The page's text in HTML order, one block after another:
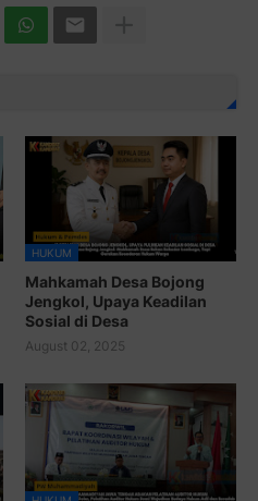
Mahkamah Desa Bojong
Jengkol, Upaya Keadilan
Sosial di Desa
August 02, 2025
PW Muhammadiyah Jawa
Tengah Adakan Pelatihan
Auditor Hukum
June 13, 2025